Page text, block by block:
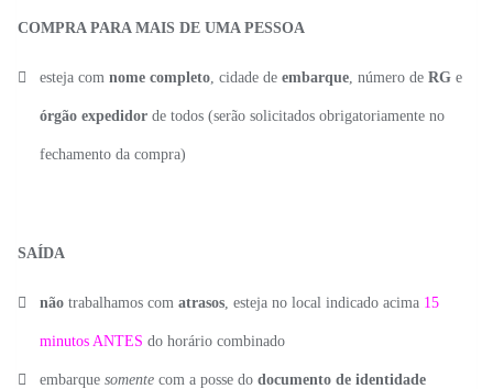
COMPRA PARA MAIS DE UMA PESSOA
esteja com nome completo , cidade de embarque , número de RG e
órgão expedidor de todos (serão solicitados obrigatoriamente no
fechamento da compra)
SAÍDA
não trabalhamos com atrasos , esteja no local indicado acima 15
minutos ANTES do horário combinado
embarque somente com a posse do documento de identidade